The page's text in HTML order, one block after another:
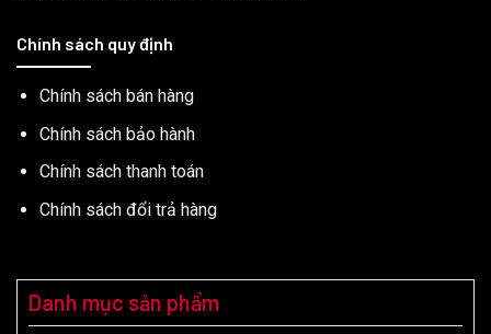
Chính sách quy định
Chính sách bán hàng
Chính sách bảo hành
Chính sách thanh toán
Chính sách đổi trả hàng
Danh mục sản phẩm